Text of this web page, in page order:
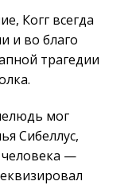
Когг всегда
и во благо
трагедии
мог
Сибеллус,
человека —